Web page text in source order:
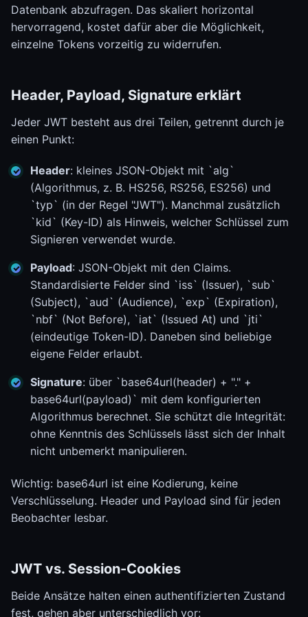
Datenbank abzufragen. Das skaliert horizontal
hervorragend, kostet dafür aber die Möglichkeit,
einzelne Tokens vorzeitig zu widerrufen.
Header, Payload, Signature erklärt
Jeder JWT besteht aus drei Teilen, getrennt durch je
einen Punkt:
Header: kleines JSON-Objekt mit `alg`
(Algorithmus, z. B. HS256, RS256, ES256) und
`typ` (in der Regel "JWT"). Manchmal zusätzlich
`kid` (Key-ID) als Hinweis, welcher Schlüssel zum
Signieren verwendet wurde.
Payload: JSON-Objekt mit den Claims.
Standardisierte Felder sind `iss` (Issuer), `sub`
(Subject), `aud` (Audience), `exp` (Expiration),
`nbf` (Not Before), `iat` (Issued At) und `jti`
(eindeutige Token-ID). Daneben sind beliebige
eigene Felder erlaubt.
Signature: über `base64url(header) + "." +
base64url(payload)` mit dem konfigurierten
Algorithmus berechnet. Sie schützt die Integrität:
ohne Kenntnis des Schlüssels lässt sich der Inhalt
nicht unbemerkt manipulieren.
Wichtig: base64url ist eine Kodierung, keine
Verschlüsselung. Header und Payload sind für jeden
Beobachter lesbar.
JWT vs. Session-Cookies
Beide Ansätze halten einen authentifizierten Zustand
fest, gehen aber unterschiedlich vor: